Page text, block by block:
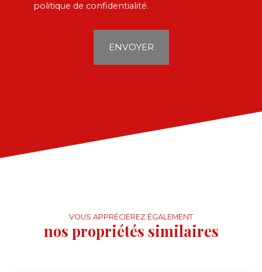
politique de confidentialité.
ENVOYER
VOUS APPRÉCIEREZ ÉGALEMENT
nos propriétés similaires